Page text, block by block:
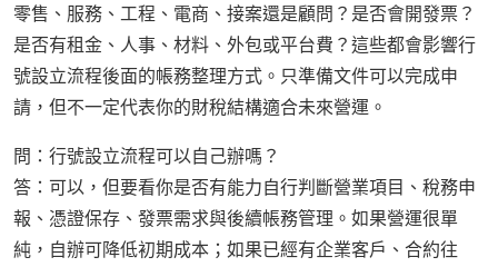
零售、服務、工程、電商、接案還是顧問？是否會開發票？
是否有租金、人事、材料、外包或平台費？這些都會影響行
號設立流程後面的帳務整理方式。只準備文件可以完成申
請，但不一定代表你的財稅結構適合未來營運。
問：行號設立流程可以自己辦嗎？
答：可以，但要看你是否有能力自行判斷營業項目、稅務申
報、憑證保存、發票需求與後續帳務管理。如果營運很單
純，自辦可降低初期成本；如果已經有企業客戶、合約往